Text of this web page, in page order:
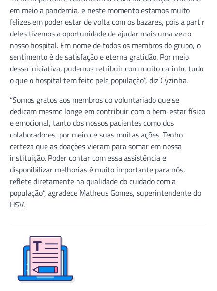
em meio a pandemia, e neste momento estamos muito
felizes em poder estar de volta com os bazares, pois a partir
deles tivemos a oportunidade de ajudar mais uma vez o
nosso hospital. Em nome de todos os membros do grupo, o
sentimento é de satisfação e eterna gratidão. Por meio
dessa iniciativa, pudemos retribuir com muito carinho tudo
o que o hospital tem feito pela população”, diz Cyzinha.
“Somos gratos aos membros do voluntariado que se
dedicam mesmo longe em contribuir com o bem-estar físico
e emocional, tanto dos nossos pacientes como dos
colaboradores, por meio de suas muitas ações. Tenho
certeza que as doações vieram para somar em nossa
instituição. Poder contar com essa assistência e
disponibilizar melhorias é muito importante para nós,
reflete diretamente na qualidade do cuidado com a
população”, agradece Matheus Gomes, superintendente do
HSV.